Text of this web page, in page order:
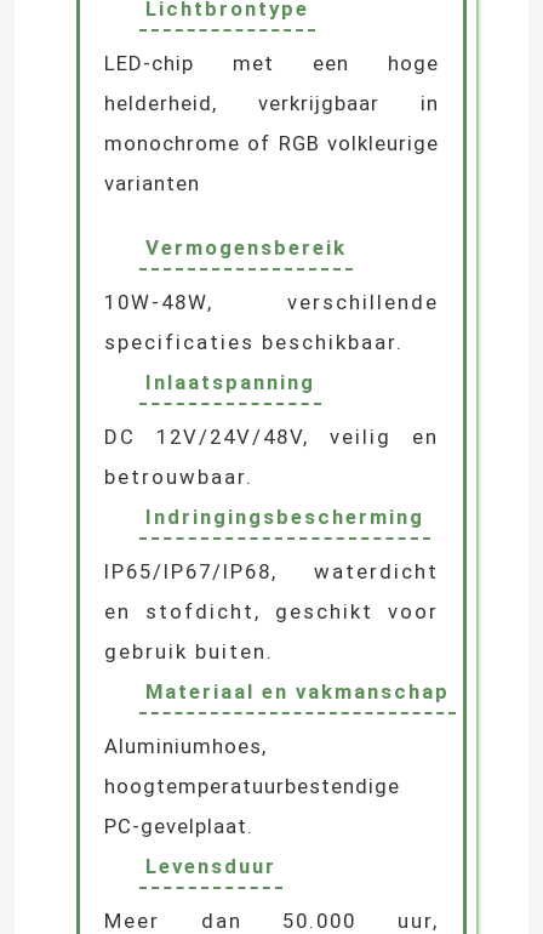
licht van de neon het flexibele strook
De Strooklicht van het siliconeneon
Flexibele LEIDEN Strooklicht
Horizon Lineair Licht
Onder Kabinets LEIDEN Strooklicht
LEIDEN Juwelenlicht
Van de LEIDENE het licht muurwasmachine
Onder Planken LEIDENE Verlichting
LEIDEN Spoor Licht Spoor
geleid aluminiumprofiel
geleid lineair het hangen licht
Lichtbrontype
LED-chip met een hoge
helderheid, verkrijgbaar in
monochrome of RGB volkleurige
varianten
Vermogensbereik
10W-48W, verschillende
specificaties beschikbaar.
Inlaatspanning
DC 12V/24V/48V, veilig en
betrouwbaar.
Indringingsbescherming
IP65/IP67/IP68, waterdicht
en stofdicht, geschikt voor
gebruik buiten.
Materiaal en vakmanschap
Aluminiumhoes,
hoogtemperatuurbestendige
PC-gevelplaat.
Levensduur
Meer dan 50.000 uur,